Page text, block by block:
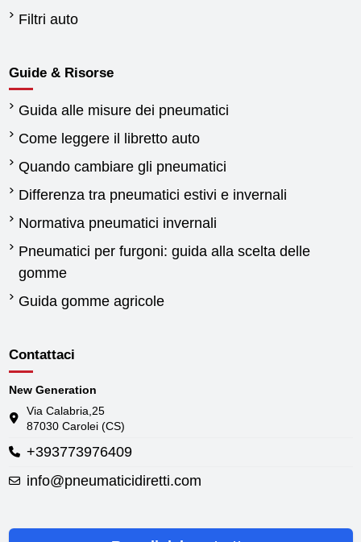
Filtri auto
Guide & Risorse
Guida alle misure dei pneumatici
Come leggere il libretto auto
Quando cambiare gli pneumatici
Differenza tra pneumatici estivi e invernali
Normativa pneumatici invernali
Pneumatici per furgoni: guida alla scelta delle
gomme
Guida gomme agricole
Contattaci
New Generation
Via Calabria,25
87030 Carolei (CS)
+393773976409
info@pneumaticidiretti.com